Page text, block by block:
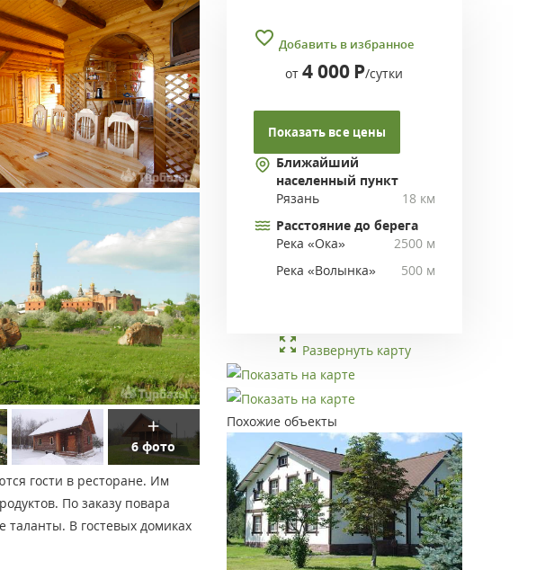
6 фото
гости в ресторане. Им
По заказу повара
В гостевых домиках
Добавить в избранное
от4 000 Р/сутки
Показать все цены
Ближайший
населенный пункт
Рязань
18 км
Расстояние до берега
Река «Ока»
2500 м
Река «Волынка»
500 м
Развернуть карту
Похожие объекты